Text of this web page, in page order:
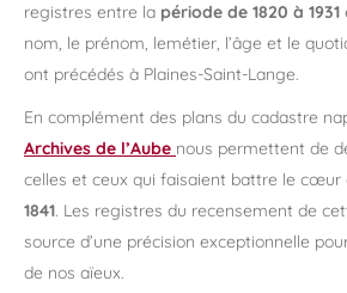
registres entre la période de 1820 à 1931
nom, le prénom, lemétier, l’âge et le
ont précédés à Plaines-Saint-Lange.
En complément des plans du cadastre
Archives de l’Aube nous permettent de
celles et ceux qui faisaient battre le cœur
1841. Les registres du recensement de
source d’une précision exceptionnelle
de nos aïeux.